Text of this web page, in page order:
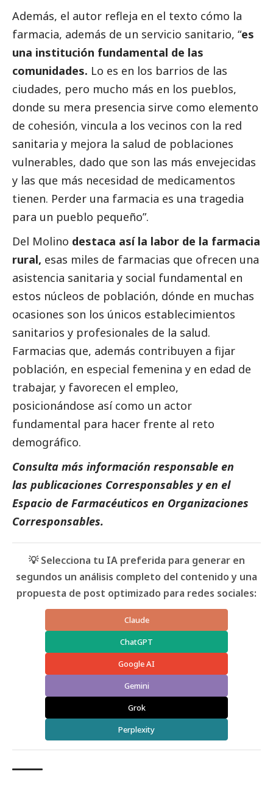
Además, el autor refleja en el texto cómo la
farmacia, además de un servicio sanitario, “es
una institución fundamental de las
comunidades. Lo es en los barrios de las
ciudades, pero mucho más en los pueblos,
donde su mera presencia sirve como elemento
de cohesión, vincula a los vecinos con la red
sanitaria y mejora la salud de poblaciones
vulnerables, dado que son las más envejecidas
y las que más necesidad de medicamentos
tienen. Perder una farmacia es una tragedia
para un pueblo pequeño”.
Del Molino destaca así la labor de la farmacia
rural, esas miles de farmacias que ofrecen una
asistencia sanitaria y social fundamental en
estos núcleos de población, dónde en muchas
ocasiones son los únicos establecimientos
sanitarios y profesionales de la salud.
Farmacias que, además contribuyen a fijar
población, en especial femenina y en edad de
trabajar, y favorecen el empleo,
posicionándose así como un actor
fundamental para hacer frente al reto
demográfico.
Consulta más información responsable en
las publicaciones Corresponsables y en el
Espacio de Farmacéuticos en Organizaciones
Corresponsables.
💡 Selecciona tu IA preferida para generar en
segundos un análisis completo del contenido y una
propuesta de post optimizado para redes sociales:
Claude
ChatGPT
Google AI
Gemini
Grok
Perplexity